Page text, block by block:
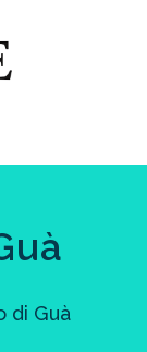
di Guà